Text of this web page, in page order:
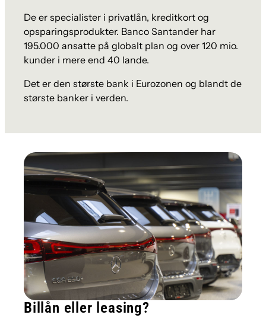
De er specialister i privatlån, kreditkort og
opsparingsprodukter. Banco Santander har
195.000 ansatte på globalt plan og over 120 mio.
kunder i mere end 40 lande.
Det er den største bank i Eurozonen og blandt de
største banker i verden.
Billån eller leasing?